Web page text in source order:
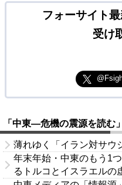
フォーサイト
受け
「中東―危機の震源を読む
薄れゆく「イラン対サウ
年末年始・中東のもう1
るトルコとイスラエルの